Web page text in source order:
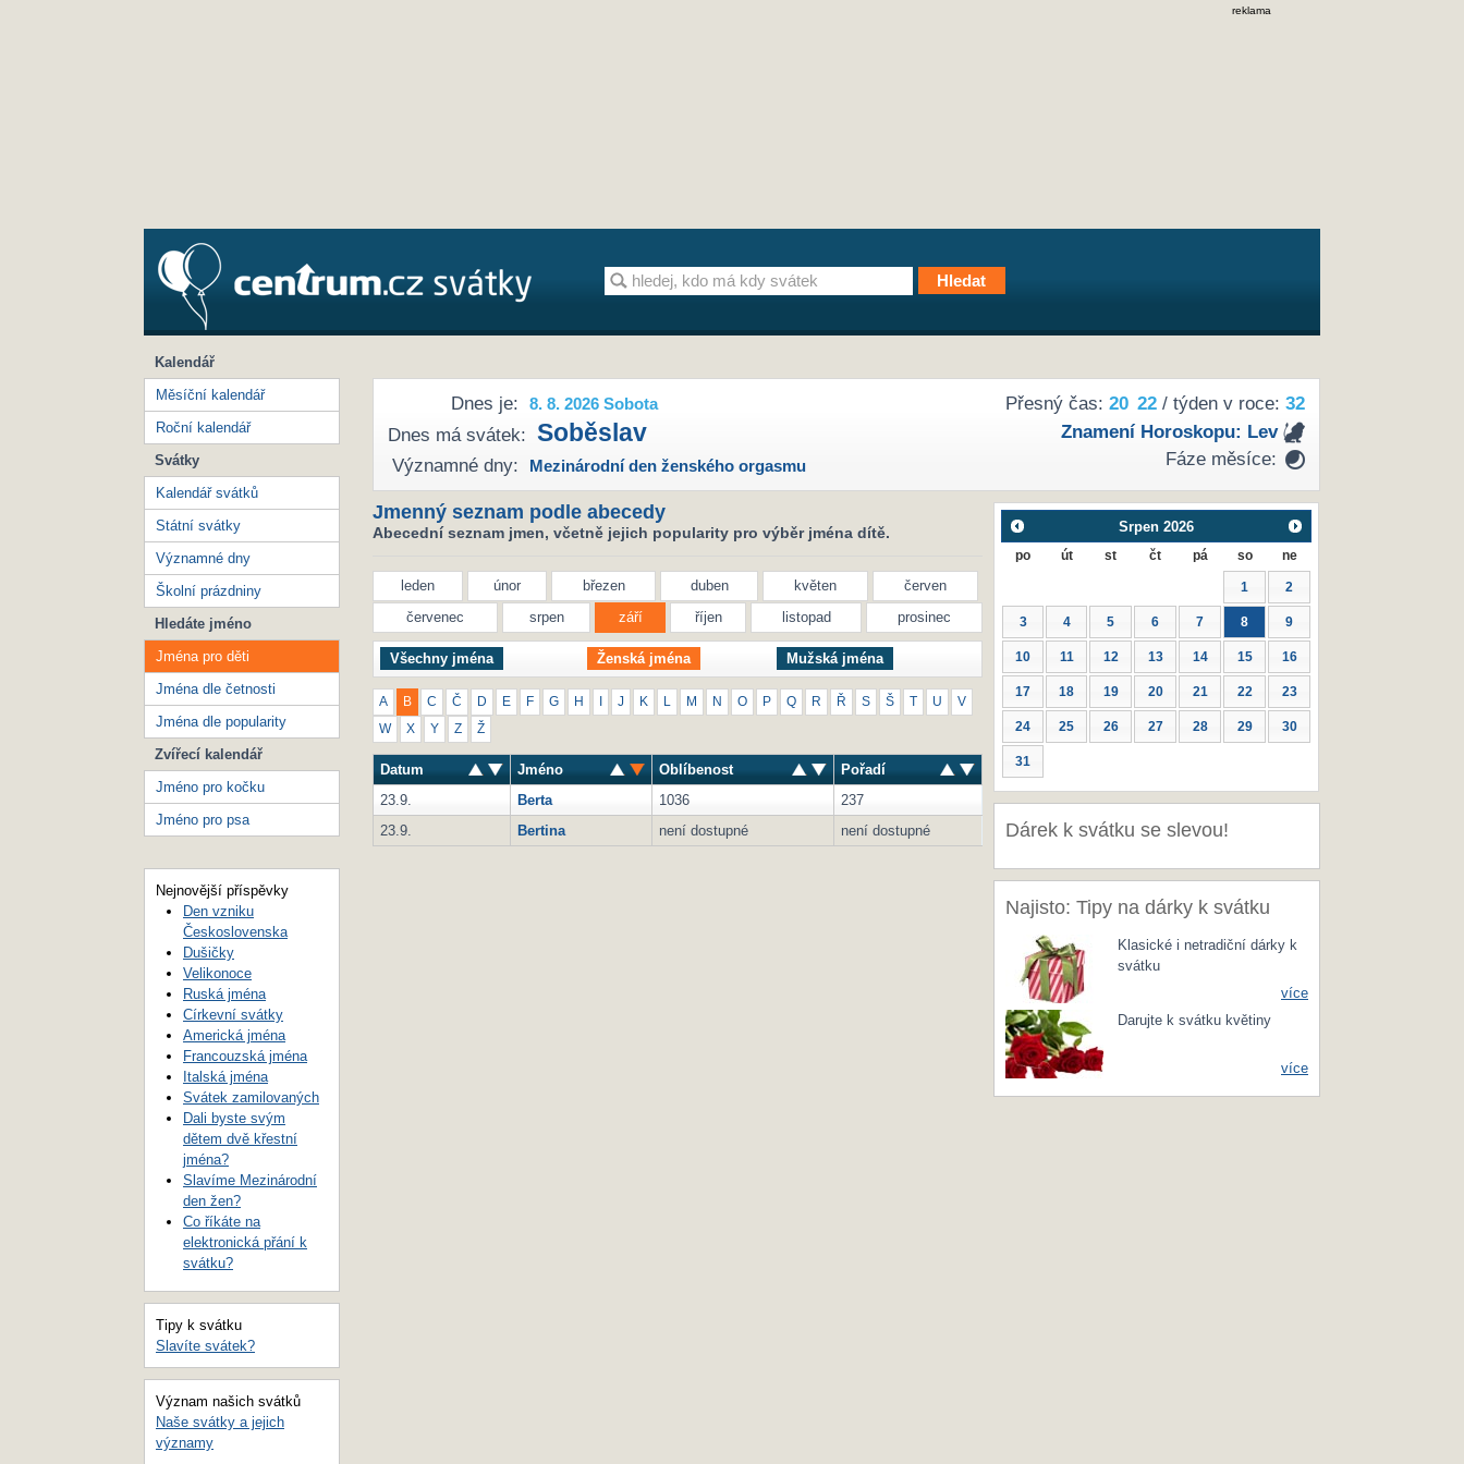
reklama
Přesný čas: 20 22/ týden v roce: 32
Znamení Horoskopu: Lev
Fáze měsíce:
Dnes je: 8. 8. 2026 Sobota
Dnes má svátek: Soběslav
Významné dny: Mezinárodní den ženského orgasmu
Jmenný seznam podle abecedy
Abecední seznam jmen, včetně jejich popularity pro výběr jména dítě.
leden únor březen duben květen
červen
červenec
srpen září říjen listopad prosinec
Všechny jména Ženská jména Mužská jména
A B C Č D E F G H J K M N O P Q R Ř S Š T U V
W X Y Z Ž
Datum Jméno Oblíbenost
Pořadí
23.9.
Berta 1036
237
23.9.
Bertina není dostupné není dostupné
Srpen 2026
po út st čt pá so ne
1 2
3 4 5 6 7 8 9
10 11 12 13 14 15 16
17 18 19 20 21 22 23
24 25 26 27 28 29 30
31
Dárek k svátku se slevou!
Najisto: Tipy na dárky k svátku
Klasické i netradiční dárky k
svátku
více
Darujte k svátku květiny
více
Kalendář
Měsíční kalendář
Roční kalendář
Svátky
Kalendář svátků
Státní svátky
Významné dny
Školní prázdniny
Hledáte jméno
Jména pro děti
Jména dle četnosti
Jména dle popularity
Zvířecí kalendář
Jméno pro kočku
Jméno pro psa
Nejnovější příspěvky
Den vzniku
Československa
Dušičky
Velikonoce
Ruská jména
Církevní svátky
Americká jména
Francouzská jména
Italská jména
Svátek zamilovaných
Dali byste svým
dětem dvě křestní
jména?
Slavíme Mezinárodní
den žen?
Co říkáte na
elektronická přání k
svátku?
Tipy k svátku
Slavíte svátek?
Význam našich svátků
Naše svátky a jejich
významy